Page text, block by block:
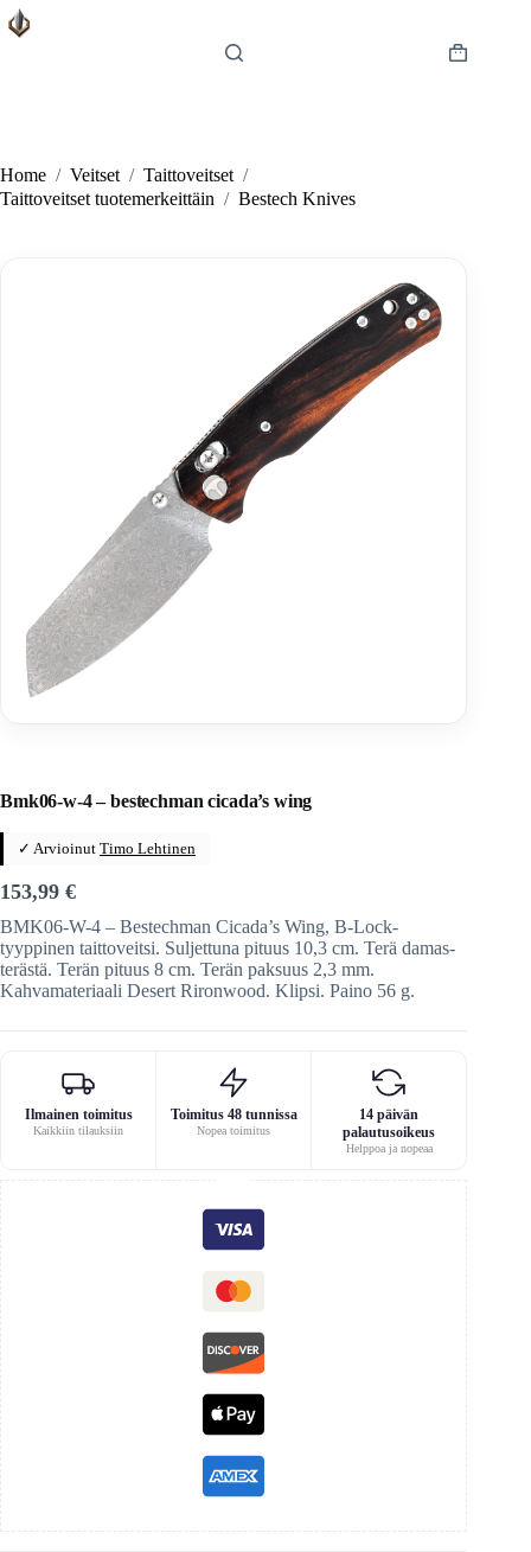
Skip
to
Shopping
Home / Veitset / Taittoveitset /
Taittoveitset tuotemerkeittäin / Bestech Knives
Bmk06-w-4 – bestechman cicada’s wing
✓ Arvioinut Timo Lehtinen
153,99 €
BMK06-W-4 – Bestechman Cicada’s Wing, B-Lock-
tyyppinen taittoveitsi. Suljettuna pituus 10,3 cm. Terä damas-
terästä. Terän pituus 8 cm. Terän paksuus 2,3 mm.
Kahvamateriaali Desert Rironwood. Klipsi. Paino 56 g.
Ilmainen toimitus
Kaikkiin tilauksiin
Toimitus 48 tunnissa
Nopea toimitus
14 päivän
palautusoikeus
Helppoa ja nopeaa